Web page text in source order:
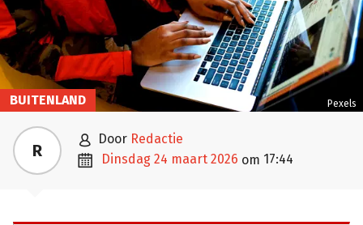
Pexels
BUITENLAND
R  door Redactie
 dinsdag 24 maart 2026 om 17:44